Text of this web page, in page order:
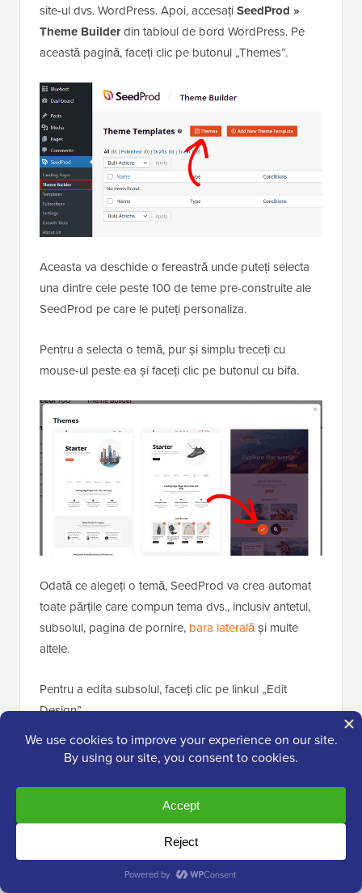
site-ul dvs. WordPress. Apoi, accesațiSeedProd »
Theme Builderdin tabloul de bord WordPress. Pe
această pagină, faceți clic pe butonul „Themes”.
Aceasta va deschide o fereastră unde puteți selecta
una dintre cele peste 100 de teme pre-construite ale
SeedProd pe care le puteți personaliza.
Pentru a selecta o temă, pur și simplu treceți cu
mouse-ul peste ea și faceți clic pe butonul cu bifa.
Odată ce alegeți o temă, SeedProd va crea automat
toate părțile care compun tema dvs., inclusiv antetul,
subsolul, pagina de pornire, bara lateralăși multe
altele.
Pentru a edita subsolul, faceți clic pe linkul „Edit
Design”.
Acum veți fi direcționat către constructorul de teme